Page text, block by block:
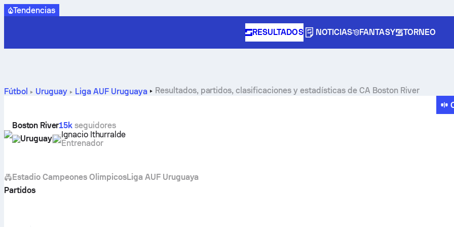
Tendencias
RESULTADOS NOTICIAS FANTASY TORNEO
Fútbol Uruguay Liga AUF Uruguaya Resultados, partidos, clasificaciones y estadísticas de CA Boston River
Boston River15k seguidores
Uruguay
Ignacio Ithurralde
Entrenador
Estadio Campeones OlimpicosLiga AUF Uruguaya
Partidos